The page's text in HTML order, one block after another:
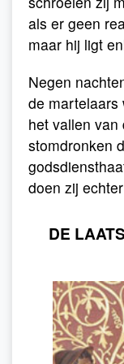
als er geen
maar hij ligt
Negen
de martelaars
het vallen
stomdronken
doen zij
DE